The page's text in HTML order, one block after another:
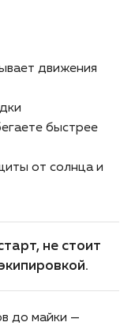
движения
быстрее
от солнца и
не стоит
до майки —